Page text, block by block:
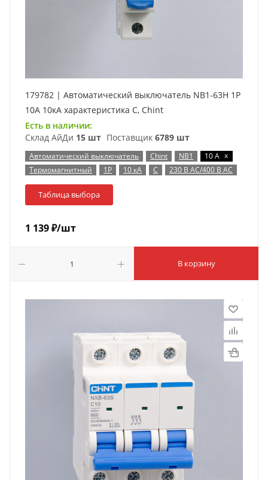
179782 | Автоматический выключатель NB1-63H 1P
10А 10кА характеристика C, Chint
Есть в наличии:
Склад АйДи 15 шт Поставщик 6789 шт
Автоматический выключатель Chint NB1 10 А x
Термомагнитный
1P 10 кА C 230 В AC/400 В AC
Таблица выбора
1 139₽/шт
В корзину